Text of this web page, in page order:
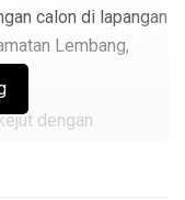
calon di lapangan
Lembang,
dengan